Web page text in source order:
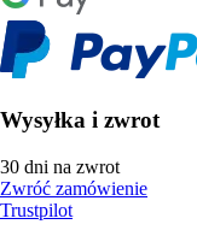
Wysyłka i zwrot
30 dni na zwrot
Zwróć zamówienie
Trustpilot